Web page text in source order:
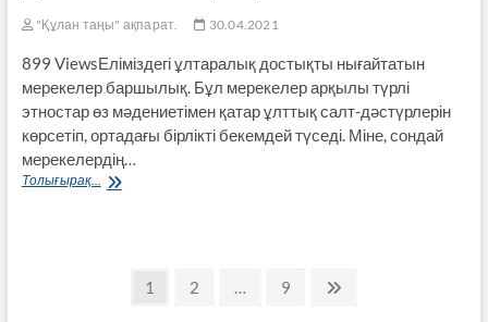
"Құлан таңы" ақпарат. 30.04.2021
899 ViewsЕліміздегі ұлтаралық достықты нығайтатын
мерекелер баршылық. Бұл мерекелер арқылы түрлі
этностар өз мәдениетімен қатар ұлттық салт-дәстүрлерін
көрсетіп, ортадағы бірлікті бекемдей түседі. Міне, сондай
мерекелердің…
Толығырақ...
Достығымыз
ПагинацияPage
1 Page
2 Page
9